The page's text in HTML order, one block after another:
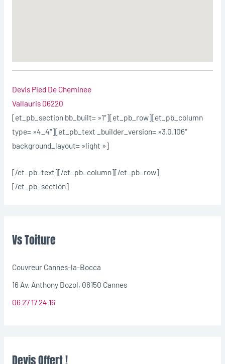
Devis Pied De Cheminee
Vallauris 06220
[et_pb_section bb_built= »1″][et_pb_row][et_pb_column
type= »4_4″][et_pb_text _builder_version= »3.0.106″
background_layout= »light »]
[/et_pb_text][/et_pb_column][/et_pb_row]
[/et_pb_section]
Vs Toiture
Couvreur Cannes-la-Bocca
16 Av. Anthony Dozol, 06150 Cannes
06 27 17 24 16
Devis Offert !